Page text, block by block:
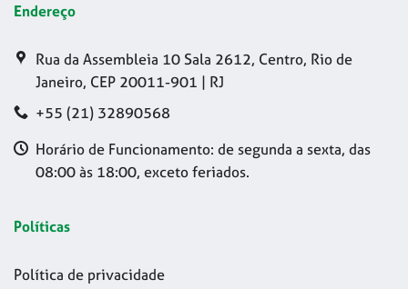
Endereço
Rua da Assembleia 10 Sala 2612, Centro, Rio de
Janeiro, CEP 20011-901 | RJ
+55 (21) 32890568
Horário de Funcionamento: de segunda a sexta, das
08:00 às 18:00, exceto feriados.
Políticas
Política de privacidade